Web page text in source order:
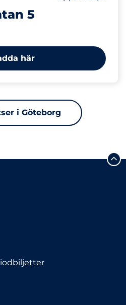
5
här
i Göteborg